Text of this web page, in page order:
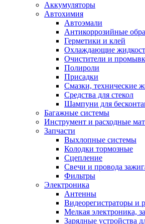
Аккумуляторы
Автохимия
Автоэмали
Антикоррозийные
Герметики и клей
Охлаждающие
Очистители и
Полироли
Присадки
Смазки, технические
Средства для стекол
Шампуни для
Багажные системы
Инструмент и расходные
Запчасти
Выхлопные системы
Колодки тормозные
Сцепление
Свечи и провода
Фильтры
Электроника
Антенны
Видеорегистраторы и
Мелкая электроника,
Зарядные устройства